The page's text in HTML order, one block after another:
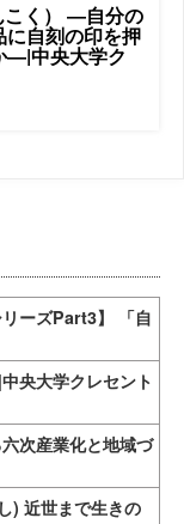
こく） ―自分の
自刻の印を押
―|中央大学ク
リーズPart3】 「自
央大学クレセント
次産業化と地域づ
) 近世まで生きの